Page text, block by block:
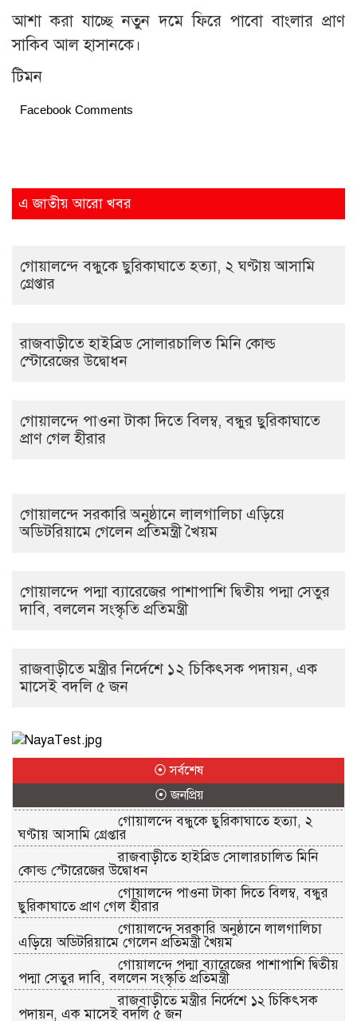
আশা করা যাচ্ছে নতুন দমে ফিরে পাবো বাংলার প্রাণ
সাকিব আল হাসানকে।
টিমন
Facebook Comments
এ জাতীয় আরো খবর
গোয়ালন্দে বন্ধুকে ছুরিকাঘাতে হত্যা, ২ ঘণ্টায় আসামি
গ্রেপ্তার
রাজবাড়ীতে হাইব্রিড সোলারচালিত মিনি কোল্ড
স্টোরেজের উদ্বোধন
গোয়ালন্দে পাওনা টাকা দিতে বিলম্ব, বন্ধুর ছুরিকাঘাতে
প্রাণ গেল হীরার
গোয়ালন্দে সরকারি অনুষ্ঠানে লালগালিচা এড়িয়ে
অডিটরিয়ামে গেলেন প্রতিমন্ত্রী খৈয়ম
গোয়ালন্দে পদ্মা ব্যারেজের পাশাপাশি দ্বিতীয় পদ্মা সেতুর
দাবি, বললেন সংস্কৃতি প্রতিমন্ত্রী
রাজবাড়ীতে মন্ত্রীর নির্দেশে ১২ চিকিৎসক পদায়ন, এক
মাসেই বদলি ৫ জন
⦿ সর্বশেষ
⦿ জনপ্রিয়
গোয়ালন্দে বন্ধুকে ছুরিকাঘাতে হত্যা, ২
ঘণ্টায় আসামি গ্রেপ্তার
রাজবাড়ীতে হাইব্রিড সোলারচালিত মিনি
কোল্ড স্টোরেজের উদ্বোধন
গোয়ালন্দে পাওনা টাকা দিতে বিলম্ব, বন্ধুর
ছুরিকাঘাতে প্রাণ গেল হীরার
গোয়ালন্দে সরকারি অনুষ্ঠানে লালগালিচা
এড়িয়ে অডিটরিয়ামে গেলেন প্রতিমন্ত্রী খৈয়ম
গোয়ালন্দে পদ্মা ব্যারেজের পাশাপাশি দ্বিতীয়
পদ্মা সেতুর দাবি, বললেন সংস্কৃতি প্রতিমন্ত্রী
রাজবাড়ীতে মন্ত্রীর নির্দেশে ১২ চিকিৎসক
পদায়ন, এক মাসেই বদলি ৫ জন